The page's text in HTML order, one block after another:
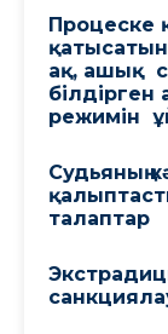
Процеске
ақ, ашық
режимін
Судьяның
талаптар